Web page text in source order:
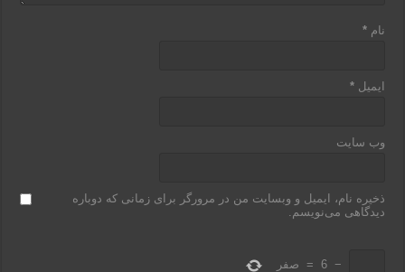
نام*
ایمیل*
وب‌ سایت
ذخیره نام، ایمیل و وبسایت من در مرورگر برای زمانی که دوباره
دیدگاهی می‌نویسم.
−
6
= صفر